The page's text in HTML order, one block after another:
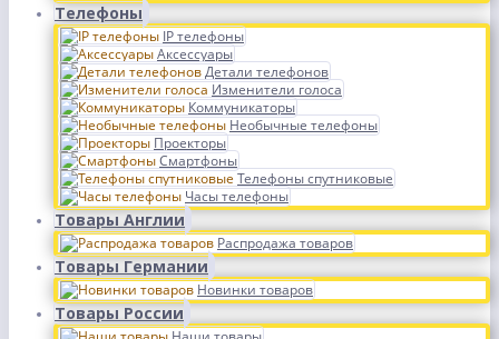
Телефоны
IP телефоны
Аксессуары
Детали телефонов
Изменители голоса
Коммуникаторы
Необычные телефоны
Проекторы
Смартфоны
Телефоны спутниковые
Часы телефоны
Товары Англии
Распродажа товаров
Товары Германии
Новинки товаров
Товары России